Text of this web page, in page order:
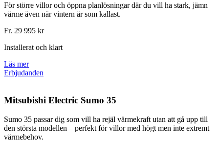
För större villor och öppna planlösningar där du vill ha stark, jämn
värme även när vintern är som kallast.
Fr. 29 995 kr
Installerat och klart
Läs mer
Erbjudanden
Mitsubishi Electric Sumo 35
Sumo 35 passar dig som vill ha rejäl värmekraft utan att gå upp till
den största modellen – perfekt för villor med högt men inte extremt
värmebehov.